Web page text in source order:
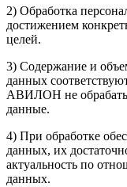
2) Обработка
достижением
целей.
3) Содержание и
данных
АВИЛОН не
данные.
4) При обработке
данных, их
актуальность по
данных.